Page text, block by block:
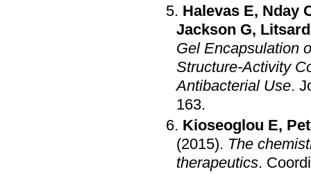
Halevas E, Nday
Jackson G,
Gel Encapsulation
Structure-Activity
Antibacterial Use.
163.
Kioseoglou E,
(2015). The
therapeutics.